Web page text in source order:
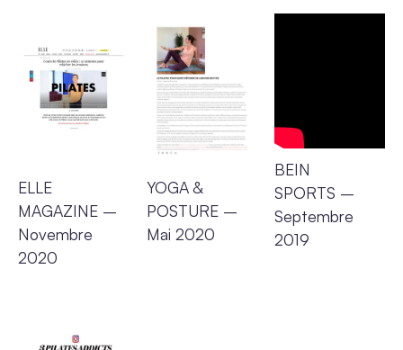
ELLE
MAGAZINE –
Novembre
2020
YOGA &
POSTURE–
Mai 2020
BEIN
SPORTS –
Septembre
2019